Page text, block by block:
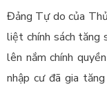
Đảng Tự do của
liệt chính sách tăng
lên nắm chính
nhập cư đã gia